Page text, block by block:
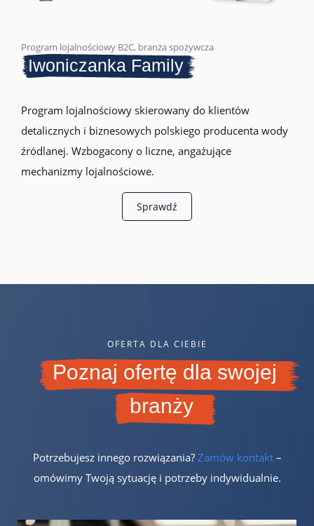
Program lojalnościowy B2C, branża spożywcza
Iwoniczanka Family
Program lojalnościowy skierowany do klientów
detalicznych i biznesowych polskiego producenta wody
źródlanej. Wzbogacony o liczne, angażujące
mechanizmy lojalnościowe.
Sprawdź
OFERTA DLA CIEBIE
Poznaj ofertę dla swojej
branży
Potrzebujesz innego rozwiązania? Zamów kontakt–
omówimy Twoją sytuację i potrzeby indywidualnie.